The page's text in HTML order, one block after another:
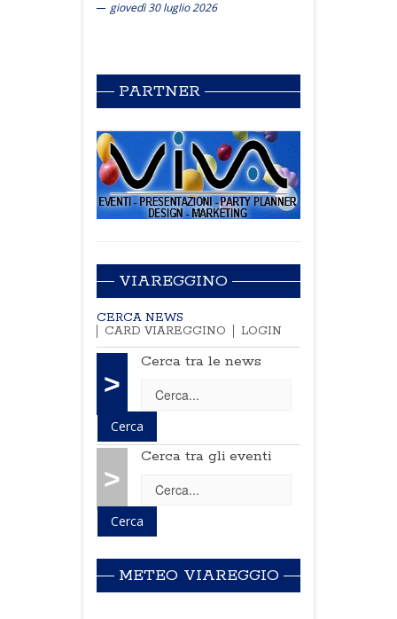
giovedì 30 luglio 2026
PARTNER
VIAREGGINO
CERCA NEWS
CARD VIAREGGINO
LOGIN
>
Cerca tra le news
>
Cerca tra gli eventi
METEO VIAREGGIO